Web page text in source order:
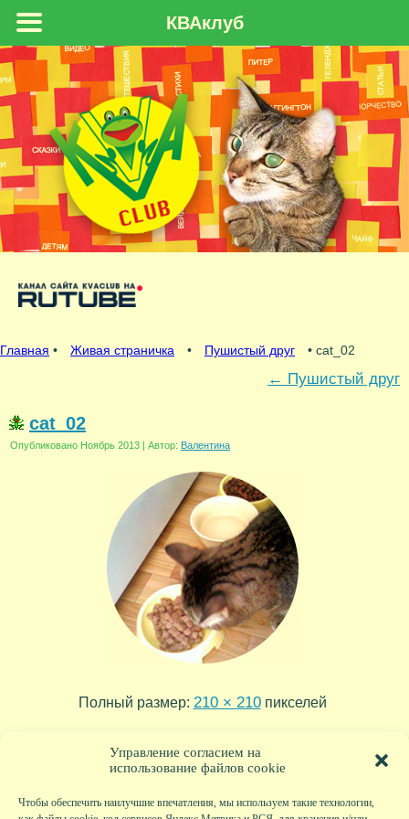
Управление согласием на
использование файлов cookie
Чтобы обеспечить наилучшие впечатления, мы используем такие технологии,
Главная • Живая страничка • Пушистый друг • cat_02
← Пушистый друг
cat_02
Опубликовано Ноябрь 2013 | Автор: Валентина
Полный размер: 210 × 210пикселей
КВАклуб